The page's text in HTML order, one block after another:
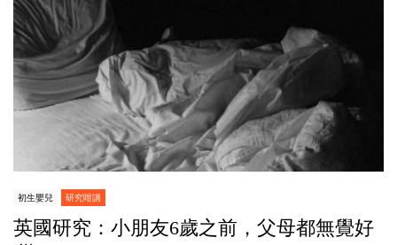
初生嬰兒 研究咁講
英國研究：小朋友6歲之前，父母都無覺好